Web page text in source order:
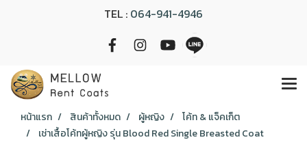
TEL : 064-941-4946
หน้าแรก สินค้าทั้งหมด ผู้หญิง
โค้ท & แจ็คเก็ต
เช่าเสื้อโค้ทผู้หญิง รุ่น Blood Red Single Breasted Coat